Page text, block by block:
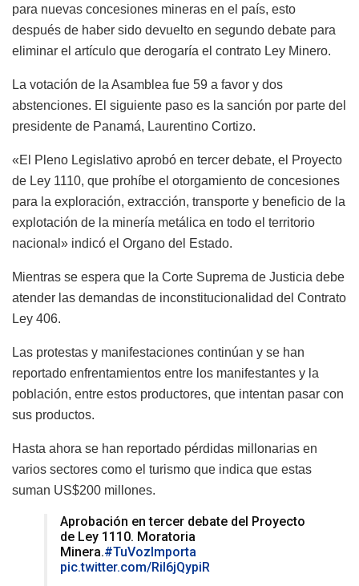
para nuevas concesiones mineras en el país, esto
después de haber sido devuelto en segundo debate para
eliminar el artículo que derogaría el contrato Ley Minero.
La votación de la Asamblea fue 59 a favor y dos
abstenciones. El siguiente paso es la sanción por parte del
presidente de Panamá, Laurentino Cortizo.
«El Pleno Legislativo aprobó en tercer debate, el Proyecto
de Ley 1110, que prohíbe el otorgamiento de concesiones
para la exploración, extracción, transporte y beneficio de la
explotación de la minería metálica en todo el territorio
nacional» indicó el Organo del Estado.
Mientras se espera que la Corte Suprema de Justicia debe
atender las demandas de inconstitucionalidad del Contrato
Ley 406.
Las protestas y manifestaciones continúan y se han
reportado enfrentamientos entre los manifestantes y la
población, entre estos productores, que intentan pasar con
sus productos.
Hasta ahora se han reportado pérdidas millonarias en
varios sectores como el turismo que indica que estas
suman US$200 millones.
Aprobación en tercer debate del Proyecto
de Ley 1110. Moratoria
Minera.#TuVozImporta
pic.twitter.com/Ril6jQypiR